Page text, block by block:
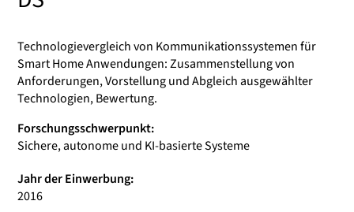
Technologievergleich von Kommunikationssystemen für
Smart Home Anwendungen: Zusammenstellung von
Anforderungen, Vorstellung und Abgleich ausgewählter
Technologien, Bewertung.
Forschungsschwerpunkt:
Sichere, autonome und KI-basierte Systeme
Jahr der Einwerbung:
2016